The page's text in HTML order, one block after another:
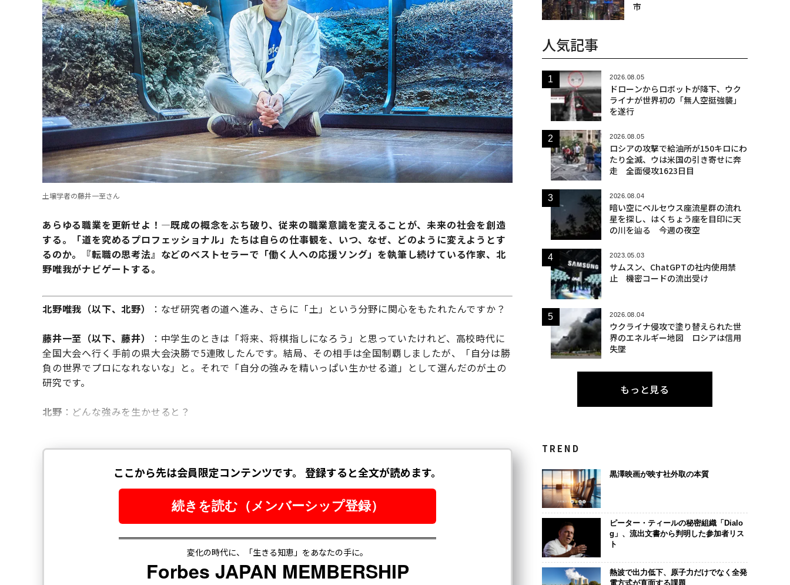
土壌学者の藤井一至さん
あらゆる職業を更新せよ！―既成の概念をぶち破り、従来の職業意識を変えることが、未来の社会を創造
する。「道を究めるプロフェッショナル」たちは自らの仕事観を、いつ、なぜ、どのように変えようとす
るのか。『転職の思考法』などのベストセラーで「働く人への応援ソング」を執筆し続けている作家、北
野唯我がナビゲートする。
北野唯我（以下、北野） ：なぜ研究者の道へ進み、さらに「土」という分野に関心をもたれたんですか？
藤井一至（以下、藤井）
：中学生のときは「将来、将棋指しになろう」と思っていたけれど、高校時代に
全国大会へ行く手前の県大会決勝で5連敗したんです。結局、その相手は全国制覇しましたが、「自分は勝
負の世界でプロになれないな」と。それで「自分の強みを精いっぱい生かせる道」として選んだのが土の
研究です。
北野 ：どんな強みを生かせると？
市
人気記事
2026.08.05
ドローンからロボットが降下、ウク
ライナが世界初の「無人空挺強襲」
を遂行
2026.08.05
ロシアの攻撃で給油所が150キロにわ
たり全滅、ウは米国の引き寄せに奔
走 全面侵攻1623日目
2026.08.04
暗い空にペルセウス座流星群の流れ
星を探し、はくちょう座を目印に天
の川を辿る 今週の夜空
2023.05.03
サムスン、ChatGPTの社内使用禁
止 機密コードの流出受け
2026.08.04
ウクライナ侵攻で塗り替えられた世
界のエネルギー地図 ロシアは信用
失墜
もっと見る
TREND
黒澤映画が映す社外取の本質
ピーター・ティールの秘密組織「Dialo
g」、流出文書から判明した参加者リス
ト
熱波で出力低下、原子力だけでなく全発
電方式が直面する課題